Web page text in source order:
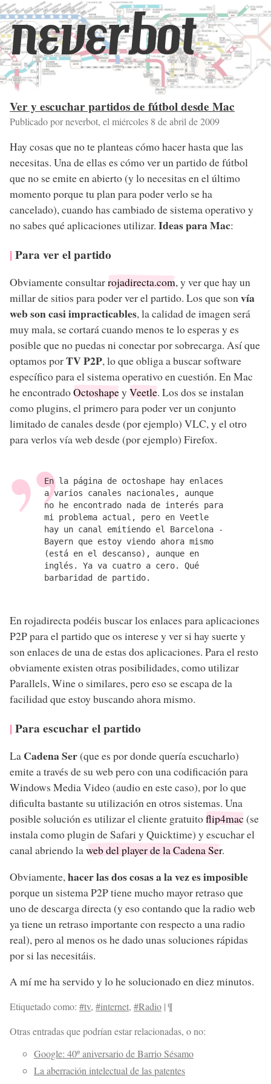
neverbot
Ver y escuchar partidos de fútbol desde Mac
Publicado por neverbot, el miércoles 8 de abril de 2009
Hay cosas que no te planteas cómo hacer hasta que las
necesitas. Una de ellas es cómo ver un partido de fútbol
que no se emite en abierto (y lo necesitas en el último
momento porque tu plan para poder verlo se ha
cancelado), cuando has cambiado de sistema operativo y
no sabes qué aplicaciones utilizar. Ideas para Mac:
Para ver el partido
Obviamente consultarrojadirecta.com, y ver que hay un
millar de sitios para poder ver el partido. Los que sonvía
web son casi impracticables, la calidad de imagen será
muy mala, se cortará cuando menos te lo esperas y es
posible que no puedas ni conectar por sobrecarga. Así que
optamos porTV P2P, lo que obliga a buscar software
específico para el sistema operativo en cuestión. En Mac
he encontradoOctoshapeyVeetle. Los dos se instalan
como plugins, el primero para poder ver un conjunto
limitado de canales desde (por ejemplo) VLC, y el otro
para verlos vía web desde (por ejemplo) Firefox.
En la página de octoshape hay enlaces
a varios canales nacionales, aunque
no he encontrado nada de interés para
mi problema actual, pero en Veetle
hay un canal emitiendo el Barcelona -
Bayern que estoy viendo ahora mismo
(está en el descanso), aunque en
inglés. Ya va cuatro a cero. Qué
barbaridad de partido.
En rojadirecta podéis buscar los enlaces para aplicaciones
P2P para el partido que os interese y ver si hay suerte y
son enlaces de una de estas dos aplicaciones. Para el resto
obviamente existen otras posibilidades, como utilizar
Parallels, Wine o similares, pero eso se escapa de la
facilidad que estoy buscando ahora mismo.
Para escuchar el partido
La Cadena Ser(que es por donde quería escucharlo)
emite a través de su web pero con una codificación para
Windows Media Video (audio en este caso), por lo que
dificulta bastante su utilización en otros sistemas. Una
posible solución es utilizar el cliente gratuitoflip4mac (se
instala como plugin de Safari y Quicktime) y escuchar el
canal abriendo laweb del player de la Cadena Ser.
Obviamente, hacer las dos cosas a la vez es imposible
porque un sistema P2P tiene mucho mayor retraso que
uno de descarga directa (y eso contando que la radio web
ya tiene un retraso importante con respecto a una radio
real), pero al menos os he dado unas soluciones rápidas
por si las necesitáis.
A mí me ha servido y lo he solucionado en diez minutos.
Etiquetado como: #tv, #internet, #Radio |¶
Otras entradas que podrían estar relacionadas, o no:
Google: 40º aniversario de Barrio Sésamo
La aberración intelectual de las patentes